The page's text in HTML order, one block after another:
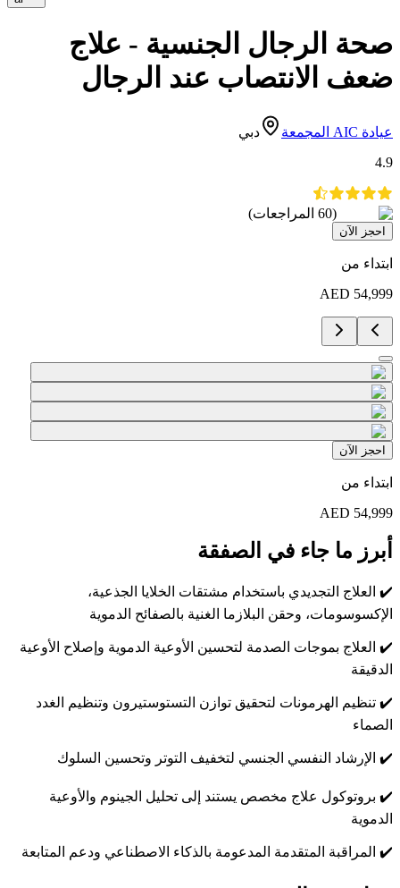
صحة الرجال الجنسية - علاج
ضعف الانتصاب عند الرجال
عيادة AIC المجمعة
دبي
4.9
(
60 المراجعات)
احجز الآن
ابتداء من
54,999
AED
احجز الآن
ابتداء من
54,999
AED
أبرز ما جاء في الصفقة
✔️ العلاج التجديدي باستخدام مشتقات الخلايا الجذعية،
الإكسوسومات، وحقن البلازما الغنية بالصفائح الدموية
✔️ العلاج بموجات الصدمة لتحسين الأوعية الدموية وإصلاح الأوعية
الدقيقة
✔️ تنظيم الهرمونات لتحقيق توازن التستوستيرون وتنظيم الغدد
الصماء
✔️ الإرشاد النفسي الجنسي لتخفيف التوتر وتحسين السلوك
✔️ بروتوكول علاج مخصص يستند إلى تحليل الجينوم والأوعية
الدموية
✔️ المراقبة المتقدمة المدعومة بالذكاء الاصطناعي ودعم المتابعة